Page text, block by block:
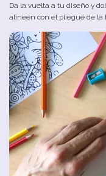
Da la vuelta a tu diseño y
alineen con el pliegue de la